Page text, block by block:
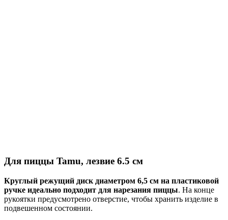
Для пиццы Tamu, лезвие 6.5 см
Круглый режущий диск диаметром 6,5 см на пластиковой
ручке идеально подходит для нарезания пиццы. На конце
рукоятки предусмотрено отверстие, чтобы хранить изделие в
подвешенном состоянии.